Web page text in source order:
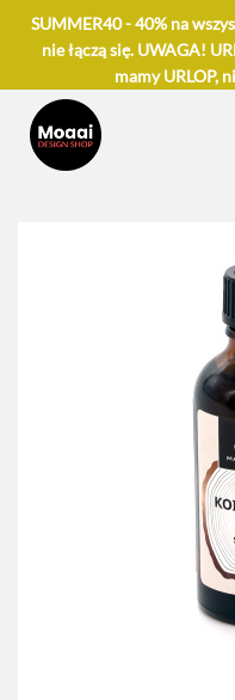
SUMMER40 - 40% na
nie łączą się. UWAGA!
mamy URLOP,